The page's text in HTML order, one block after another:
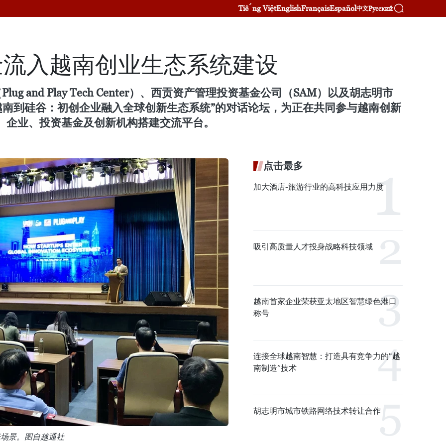
Tiếng ViệtEnglishFrançaisEspañol中文Русский
入越南创业生态系统建设
and Play Tech Center）、西贡资产管理投资基金公司（SAM）以及胡志明市
到硅谷：初创企业融入全球创新生态系统”的对话论坛，为正在共同参与越南创新
业、投资基金及创新机构搭建交流平台。
景。图自越通社
点击最多
加大酒店-旅游行业的高科技应用力度
吸引高质量人才投身战略科技领域
越南首家企业荣获亚太地区智慧绿色港口
称号
连接全球越南智慧：打造具有竞争力的“越
南制造”技术
胡志明市城市铁路网络技术转让合作